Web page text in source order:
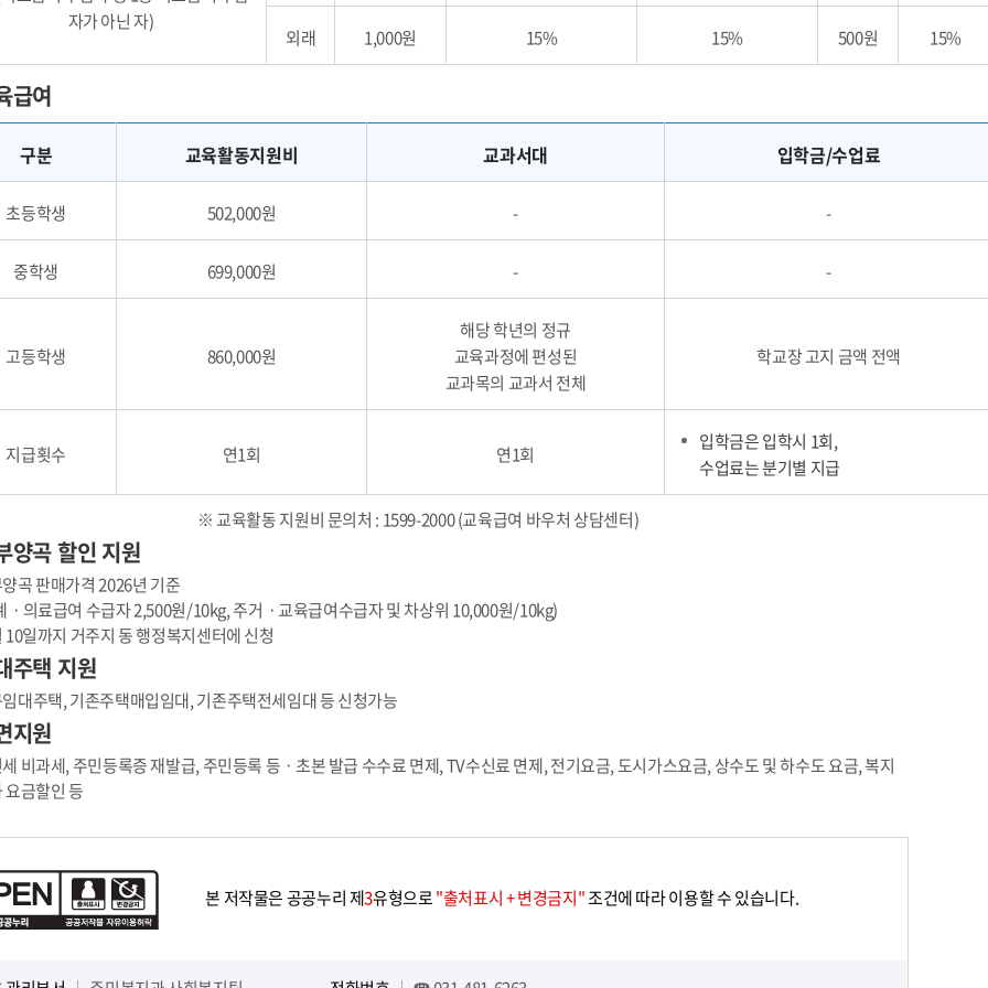
자가 아닌 자)
외래 1,000원 15% 15% 500원 15%
급여
구분 교육활동지원비 교과서대 입학금/수업료
초등학생 502,000원 - -
중학생 699,000원 - -
고등학생 860,000원
해당 학년의 정규
교육과정에 편성된
교과목의 교과서 전체
학교장 고지 금액 전액
지급횟수 연1회 연1회
입학금은 입학시 1회,
수업료는 분기별 지급
※ 교육활동 지원비 문의처 : 1599-2000 (교육급여 바우처 상담센터)
양곡 할인 지원
곡 판매가격 2026년 기준
ㆍ의료급여 수급자 2,500원/10kg, 주거ㆍ교육급여수급자 및 차상위 10,000원/10kg)
10일까지 거주지 동 행정복지센터에 신청
주택 지원
대주택, 기존주택매입임대, 기존주택전세임대 등 신청가능
지원
비과세, 주민등록증 재발급, 주민등록 등ㆍ초본 발급 수수료 면제, TV수신료 면제, 전기요금, 도시가스요금, 상수도 및 하수도 요금, 복지
요금할인 등
본 저작물은 공공누리 제3유형으로"출처표시 + 변경금지"조건에 따라 이용할 수 있습니다.